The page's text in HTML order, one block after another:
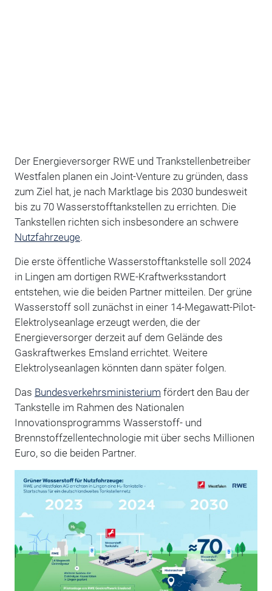
Der Energieversorger RWE und Trankstellenbetreiber
Westfalen planen ein Joint-Venture zu gründen, dass
zum Ziel hat, je nach Marktlage bis 2030 bundesweit
bis zu 70 Wasserstofftankstellen zu errichten. Die
Tankstellen richten sich insbesondere an schwere
Nutzfahrzeuge.
Die erste öffentliche Wasserstofftankstelle soll 2024
in Lingen am dortigen RWE-Kraftwerksstandort
entstehen, wie die beiden Partner mitteilen. Der grüne
Wasserstoff soll zunächst in einer 14-Megawatt-Pilot-
Elektrolyseanlage erzeugt werden, die der
Energieversorger derzeit auf dem Gelände des
Gaskraftwerkes Emsland errichtet. Weitere
Elektrolyseanlagen könnten dann später folgen.
Das Bundesverkehrsministerium fördert den Bau der
Tankstelle im Rahmen des Nationalen
Innovationsprogramms Wasserstoff- und
Brennstoffzellentechnologie mit über sechs Millionen
Euro, so die beiden Partner.